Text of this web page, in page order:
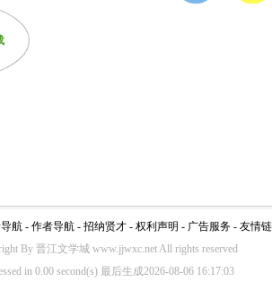
航 - 作者导航 - 招纳贤才 - 权利声明 - 广告服务 - 友情
By 晋江文学城 www.jjwxc.net All rights reserved
in 0.00 second(s) 最后生成2026-08-06 16:17:03